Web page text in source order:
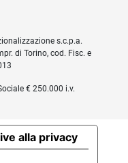
s.c.p.a.
di Torino, cod. Fisc. e
€ 250.000 i.v.
alla privacy